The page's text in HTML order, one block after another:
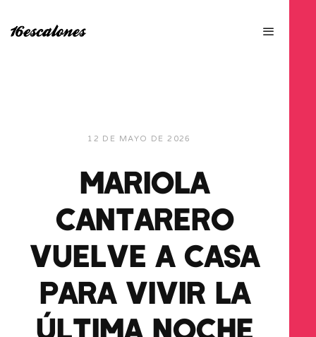
12 DE MAYO DE 2026
MARIOLA
CANTARERO
VUELVE A CASA
PARA VIVIR LA
ÚLTIMA NOCHE